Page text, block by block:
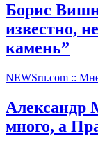
Борис
известно,
камень”
NEWSru.com ::
Александр
много, а